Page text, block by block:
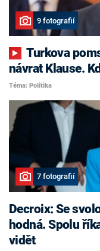
9 fotografií
Turkova pomsta, nekonfliktní Havlíček i
návrat Klause.
Téma: Politika
7 fotografií
Decroix: Se
hodná. Spolu
vidět